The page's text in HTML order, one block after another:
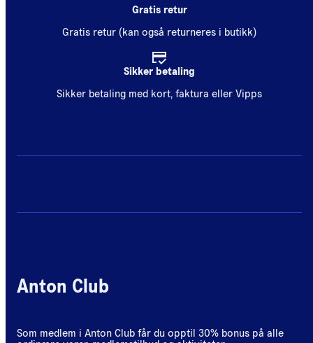
Gratis retur
Gratis retur (kan også returneres i butikk)
Sikker betaling
Sikker betaling med kort, faktura eller Vipps
Anton Club
Som medlem i Anton Club får du opptil 30% bonus på alle